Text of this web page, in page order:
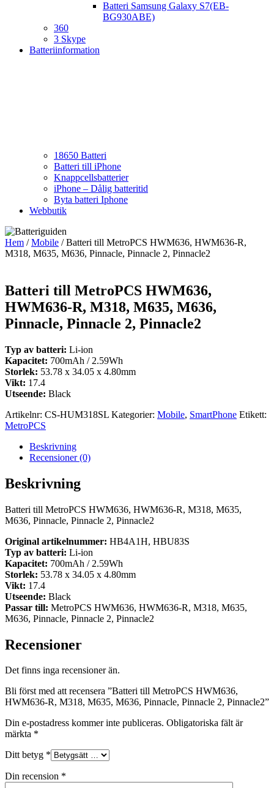
Batteri Samsung Galaxy S7(EB-
BG930ABE)
360
3 Skype
Batteriinformation
18650 Batteri
Batteri till iPhone
Knappcellsbatterier
iPhone – Dålig batteritid
Byta batteri Iphone
Webbutik
Hem /Mobile / Batteri till MetroPCS HWM636, HWM636-R,
M318, M635, M636, Pinnacle, Pinnacle 2, Pinnacle2
Batteri till MetroPCS HWM636,
HWM636-R, M318, M635, M636,
Pinnacle, Pinnacle 2, Pinnacle2
Typ av batteri: Li-ion
Kapacitet: 700mAh / 2.59Wh
Storlek: 53.78 x 34.05 x 4.80mm
Vikt: 17.4
Utseende: Black
Artikelnr: CS-HUM318SL Kategorier: Mobile, SmartPhone Etikett:
MetroPCS
Beskrivning
Recensioner (0)
Beskrivning
Batteri till MetroPCS HWM636, HWM636-R, M318, M635,
M636, Pinnacle, Pinnacle 2, Pinnacle2
Original artikelnummer: HB4A1H, HBU83S
Typ av batteri: Li-ion
Kapacitet: 700mAh / 2.59Wh
Storlek: 53.78 x 34.05 x 4.80mm
Vikt: 17.4
Utseende: Black
Passar till: MetroPCS HWM636, HWM636-R, M318, M635,
M636, Pinnacle, Pinnacle 2, Pinnacle2
Recensioner
Det finns inga recensioner än.
Bli först med att recensera ”Batteri till MetroPCS HWM636,
HWM636-R, M318, M635, M636, Pinnacle, Pinnacle 2, Pinnacle2”
Din e-postadress kommer inte publiceras. Obligatoriska fält är
märkta *
Ditt betyg *
Din recension *